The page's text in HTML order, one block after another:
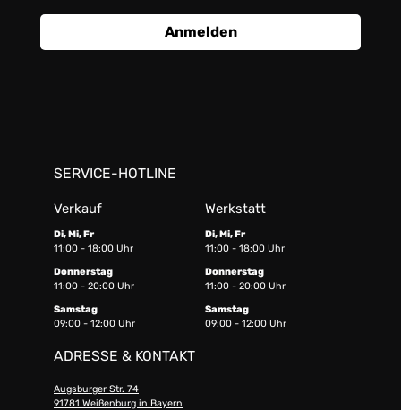
Anmelden
SERVICE-HOTLINE
Verkauf Werkstatt
Di, Mi, Fr
11:00 - 18:00 Uhr
Di, Mi, Fr
11:00 - 18:00 Uhr
Donnerstag
11:00 - 20:00 Uhr
Donnerstag
11:00 - 20:00 Uhr
Samstag
09:00 - 12:00 Uhr
Samstag
09:00 - 12:00 Uhr
ADRESSE & KONTAKT
Augsburger Str. 74
91781 Weißenburg in Bayern